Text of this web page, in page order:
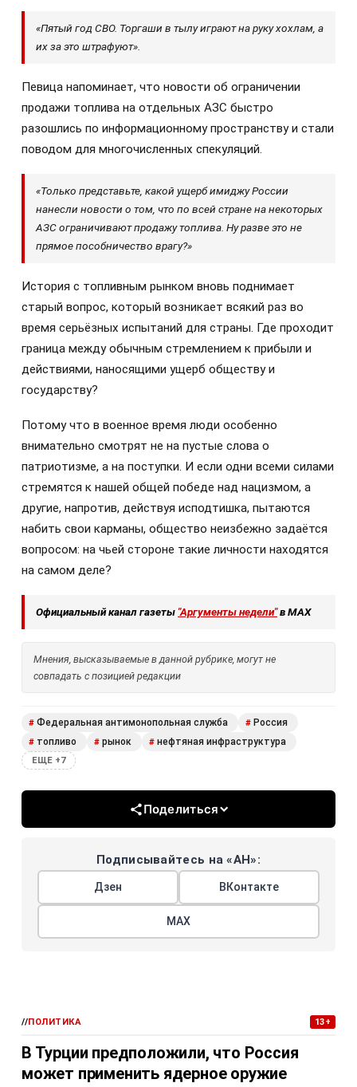
«Пятый год СВО. Торгаши в тылу играют на руку хохлам, а
их за это штрафуют».
Певица напоминает, что новости об ограничении
продажи топлива на отдельных АЗС быстро
разошлись по информационному пространству и стали
поводом для многочисленных спекуляций.
«Только представьте, какой ущерб имиджу России
нанесли новости о том, что по всей стране на некоторых
АЗС ограничивают продажу топлива. Ну разве это не
прямое пособничество врагу?»
История с топливным рынком вновь поднимает
старый вопрос, который возникает всякий раз во
время серьёзных испытаний для страны. Где проходит
граница между обычным стремлением к прибыли и
действиями, наносящими ущерб обществу и
государству?
Потому что в военное время люди особенно
внимательно смотрят не на пустые слова о
патриотизме, а на поступки. И если одни всеми силами
стремятся к нашей общей победе над нацизмом, а
другие, напротив, действуя исподтишка, пытаются
набить свои карманы, общество неизбежно задаётся
вопросом: на чьей стороне такие личности находятся
на самом деле?
Официальный канал газеты"Аргументы недели"в МАХ
Мнения, высказываемые в данной рубрике, могут не
совпадать с позицией редакции
# Федеральная антимонопольная служба # Россия
# топливо # рынок # нефтяная инфраструктура
ЕЩЕ +7
Поделиться
Подписывайтесь на «АН»:
Дзен ВКонтакте
МАХ
//ПОЛИТИКА 13+
В Турции предположили, что Россия
может применить ядерное оружие